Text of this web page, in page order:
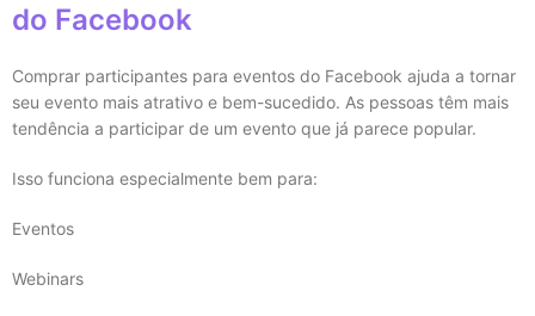
do Facebook
Comprar participantes para eventos do Facebook ajuda a tornar
seu evento mais atrativo e bem-sucedido. As pessoas têm mais
tendência a participar de um evento que já parece popular.
Isso funciona especialmente bem para:
Eventos
Webinars